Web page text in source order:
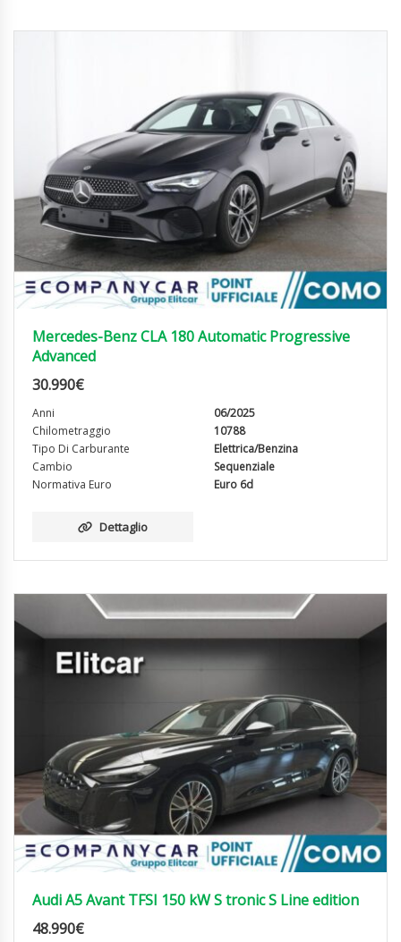
Mercedes-Benz CLA 180 Automatic Progressive
Advanced
30.990€
Anni
06/2025
Chilometraggio
10788
Tipo Di Carburante
Elettrica/Benzina
Cambio
Sequenziale
Normativa Euro
Euro 6d
Dettaglio
Audi A5 Avant TFSI 150 kW S tronic S Line edition
48.990€